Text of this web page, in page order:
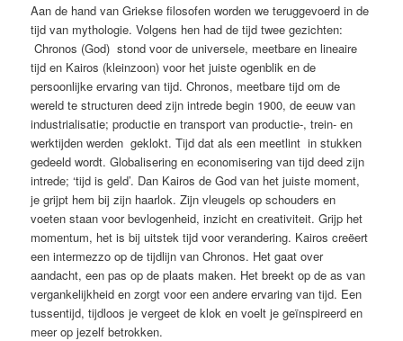
Aan de hand van Griekse filosofen worden we teruggevoerd in de
tijd van mythologie. Volgens hen had de tijd twee gezichten:
Chronos (God) stond voor de universele, meetbare en lineaire
tijd en Kairos (kleinzoon) voor het juiste ogenblik en de
persoonlijke ervaring van tijd. Chronos, meetbare tijd om de
wereld te structuren deed zijn intrede begin 1900, de eeuw van
industrialisatie; productie en transport van productie-, trein- en
werktijden werden geklokt. Tijd dat als een meetlint in stukken
gedeeld wordt. Globalisering en economisering van tijd deed zijn
intrede; ‘tijd is geld’. Dan Kairos de God van het juiste moment,
je grijpt hem bij zijn haarlok. Zijn vleugels op schouders en
voeten staan voor bevlogenheid, inzicht en creativiteit. Grijp het
momentum, het is bij uitstek tijd voor verandering. Kairos creëert
een intermezzo op de tijdlijn van Chronos. Het gaat over
aandacht, een pas op de plaats maken. Het breekt op de as van
vergankelijkheid en zorgt voor een andere ervaring van tijd. Een
tussentijd, tijdloos je vergeet de klok en voelt je geïnspireerd en
meer op jezelf betrokken.